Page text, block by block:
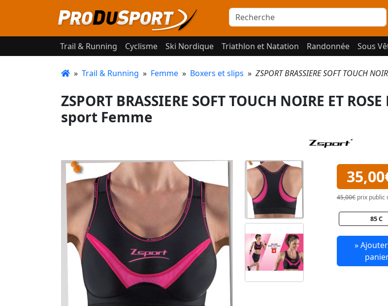
Trail & Running Cyclisme Ski Nordique Triathlon et Natation Randonnée Sous
» Trail & Running » Femme » Boxers et slips » ZSPORT BRASSIERE SOFT TOUCH
ZSPORT BRASSIERE SOFT TOUCH NOIRE ET
sport Femme
45,00€ prix public
85 C
»